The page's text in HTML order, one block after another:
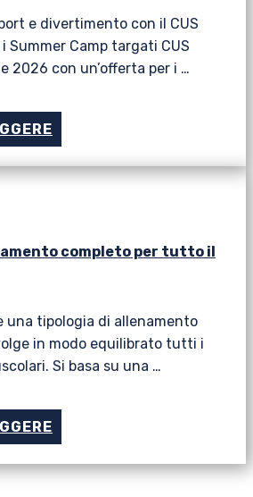
e divertimento con il CUS
Summer Camp targati CUS
2026 con un’offerta per i …
completo per tutto il
una tipologia di allenamento
in modo equilibrato tutti i
Si basa su una …